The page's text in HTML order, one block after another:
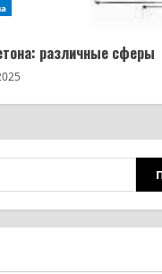
различные сферы
ручку на
что делать в каждой из
до готовой сборки
строят дома: кирпич,
брус, каркас —